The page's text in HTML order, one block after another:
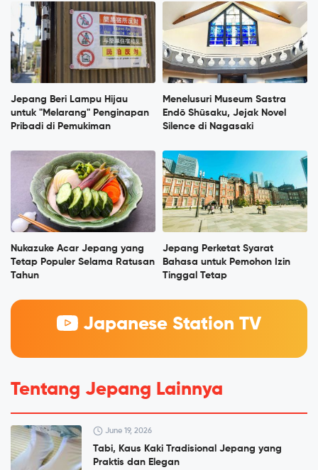
Jepang Beri Lampu Hijau
untuk "Melarang" Penginapan
Pribadi di Pemukiman
Menelusuri Museum Sastra
Endō Shūsaku, Jejak Novel
Silence di Nagasaki
Nukazuke Acar Jepang yang
Tetap Populer Selama Ratusan
Tahun
Jepang Perketat Syarat
Bahasa untuk Pemohon Izin
Tinggal Tetap
Japanese Station TV
Tentang Jepang Lainnya
June 19, 2026
Tabi, Kaus Kaki Tradisional Jepang yang
Praktis dan Elegan